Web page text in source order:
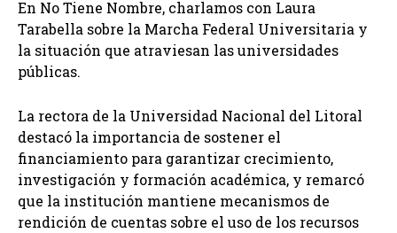
En No Tiene Nombre, charlamos con Laura
Tarabella sobre la Marcha Federal Universitaria y
la situación que atraviesan las universidades
públicas.
La rectora de la Universidad Nacional del Litoral
destacó la importancia de sostener el
financiamiento para garantizar crecimiento,
investigación y formación académica, y remarcó
que la institución mantiene mecanismos de
rendición de cuentas sobre el uso de los recursos